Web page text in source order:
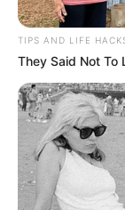
CARTAGENA
Pastor
“Para
TIPS AND LIFE
They Said Not To